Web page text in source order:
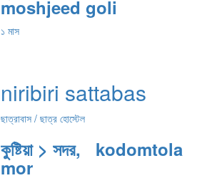
moshjeed goli
১ মাস
niribiri sattabas
ছাত্রাবাস / ছাত্র হোস্টেল
কুষ্টিয়া > সদর, kodomtola
mor